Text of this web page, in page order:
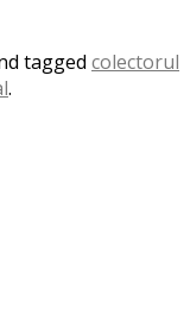
tagged colectorul
.